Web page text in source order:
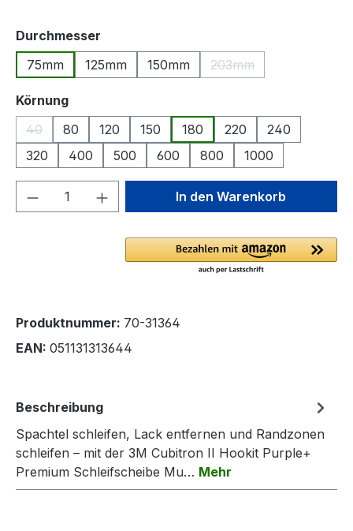
Durchmesser
75mm
125mm 150mm 203mm
(Diese Option ist
Körnungauswählen
40
(Diese Option ist zurzeit nicht verfügbar.)
80 120 150 180 220
240
320
400 500 600 800 1000
Produkt Anzahl: Gib denIn den Warenkorb
Produktnummer: 70-31364
EAN: 051131313644
Beschreibung
Spachtel schleifen, Lack entfernen und Randzonen
schleifen – mit der 3M Cubitron II Hookit Purple+
Premium Schleifscheibe Mu… Mehr